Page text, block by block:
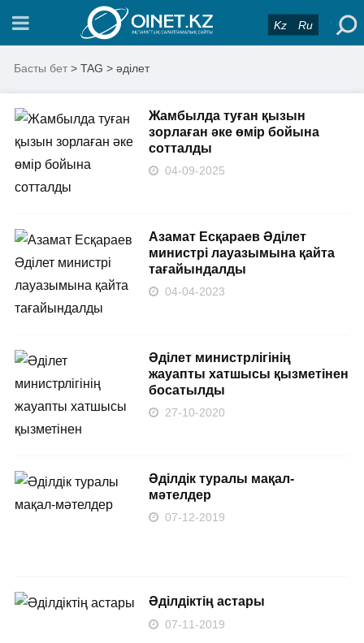
Kz Ru
Басты бет > TAG > әділет
Жамбылда туған қызын
зорлаған әке өмір бойына
сотталды
04-09-2025
Азамат Есқараев Әділет
министрі лауазымына қайта
тағайындалды
04-04-2023
Әділет министрлігінің
жауапты хатшысы қызметінен
босатылды
27-10-2020
Әділдік туралы мақал-
мәтелдер
07-12-2019
Әділдіктің астары
07-11-2019